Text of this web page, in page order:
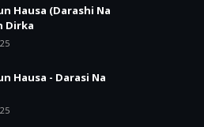
Hausa (Darashi Na
Dirka
Hausa - Darasi Na